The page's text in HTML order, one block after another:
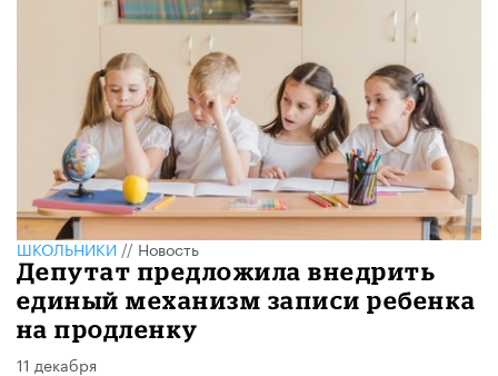
ШКОЛЬНИКИ//Новость
Депутат предложила внедрить
единый механизм записи ребенка
на продленку
11 декабря